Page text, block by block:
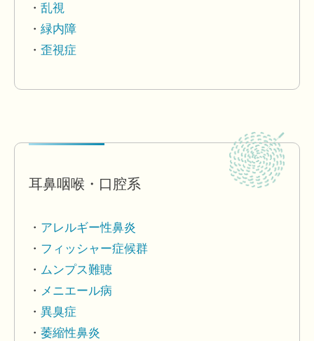
乱視
緑内障
歪視症
耳鼻咽喉・口腔系
アレルギー性鼻炎
フィッシャー症候群
ムンプス難聴
メニエール病
異臭症
萎縮性鼻炎